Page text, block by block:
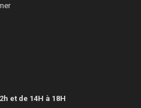
et de 14H à 18H